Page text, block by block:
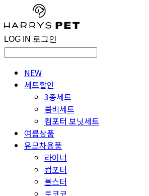
LOG IN 로그인
NEW
세트할인
3종세트
콤비세트
컴포터 보닛세트
여름상품
유모차용품
라이너
컴포터
볼스터
로코코